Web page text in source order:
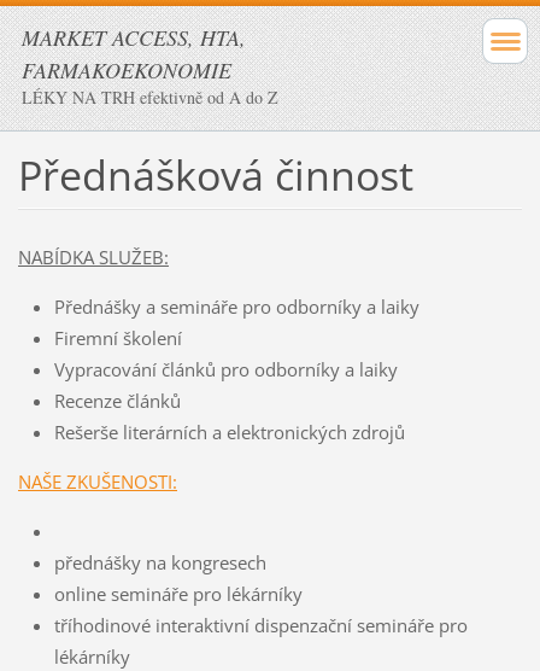
MARKET ACCESS, HTA,
FARMAKOEKONOMIE
LÉKY NA TRH efektivně od A do Z
Přednášková činnost
NABÍDKA SLUŽEB:
Přednášky a semináře pro odborníky a laiky
Firemní školení
Vypracování článků pro odborníky a laiky
Recenze článků
Rešerše literárních a elektronických zdrojů
NAŠE ZKUŠENOSTI:
přednášky na kongresech
online semináře pro lékárníky
tříhodinové interaktivní dispenzační semináře pro
lékárníky